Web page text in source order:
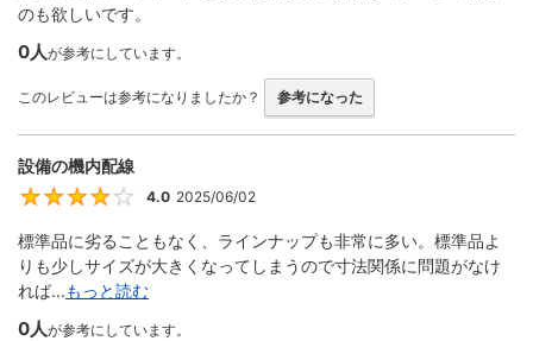
のも欲しいです。
0人が参考にしています。
このレビューは参考になりましたか？ 参考になった
設備の機内配線
4
4.0 2025/06/02
標準品に劣ることもなく、ラインナップも非常に多い。標準品よ
りも少しサイズが大きくなってしまうので寸法関係に問題がなけ
れば...もっと読む
0人が参考にしています。